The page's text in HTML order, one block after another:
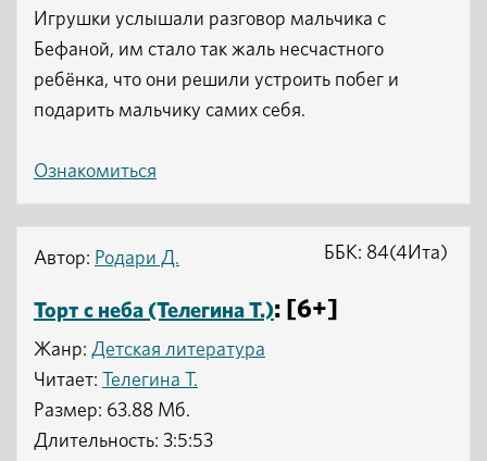
Игрушки услышали разговор мальчика с
Бефаной, им стало так жаль несчастного
ребёнка, что они решили устроить побег и
подарить мальчику самих себя.
Ознакомиться
Автор: Родари Д.
Торт с неба (Телегина Т.): [6+]
Жанр: Детская литература
Читает: Телегина Т.
ББК: 84(4Ита)
Размер: 63.88 Мб.
Длительность: 3:5:53